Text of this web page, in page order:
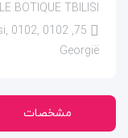
BOTIQUE TBILISI
0102,
Georgië
مشخصات